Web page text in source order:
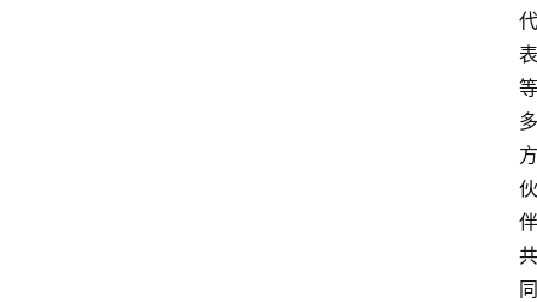
代
表
等
多
方
伙
伴
共
同